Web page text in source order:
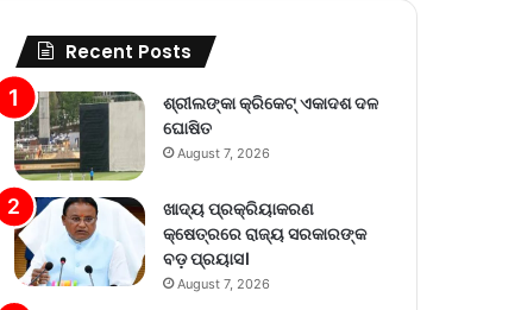
Recent Posts
ଶ୍ରୀଲଙ୍କା କ୍ରିକେଟ୍‌ ଏକାଦଶ ଦଳ
ଘୋଷିତ
August 7, 2026
ଖାଦ୍ୟ ପ୍ରକ୍ରିୟାକରଣ
କ୍ଷେତ୍ରରେ ରାଜ୍ୟ ସରକାରଙ୍କ
ବଡ଼ ପ୍ରୟାସ।
August 7, 2026